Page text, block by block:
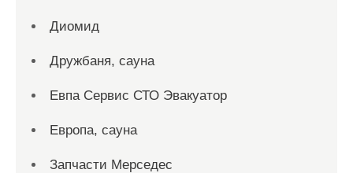
Диомид
Дружбаня, сауна
Евпа Сервис СТО Эвакуатор
Европа, сауна
Запчасти Мерседес